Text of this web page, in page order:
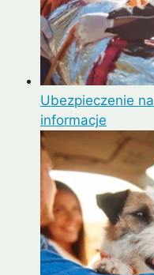
Ubezpieczenie
informacje